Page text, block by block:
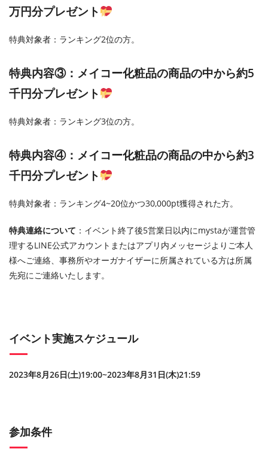
万円分プレゼント
特典対象者：ランキング2位の方。
特典内容③：メイコー化粧品の商品の中から約5
千円分プレゼント
特典対象者：ランキング3位の方。
特典内容④：メイコー化粧品の商品の中から約3
千円分プレゼント
特典対象者：ランキング4~20位かつ30,000pt獲得された方。
特典連絡について ：イベント終了後5営業日以内にmystaが運営管
理するLINE公式アカウントまたはアプリ内メッセージよりご本人
様へご連絡、事務所やオーガナイザーに所属されている方は所属
先宛にご連絡いたします。
イベント実施スケジュール
2023年8月26日(土)19:00~2023年8月31日(木)21:59
参加条件